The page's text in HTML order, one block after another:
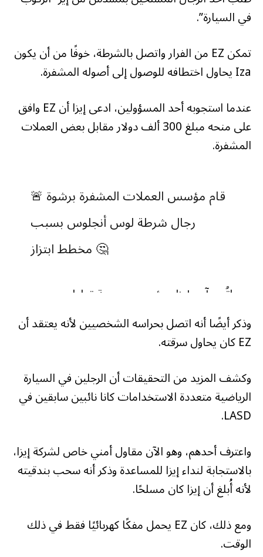
في السيارة”.
تمكن EZ من الفرار واتصل بالشرطة، خوفًا من أن يكون
Iza يحاول اختطافه للوصول إلى أصوله المشفرة.
عندما استجوبه أحد المسؤولين، ادعى إيزا أن EZ وافق
على منحه مبلغ 300 ألف دولار مقابل بعض العملات
المشفرة.
🚨 قام مؤسس العملات المشفرة برشوة
رجال شرطة لوس أنجلوس بسبب
مخطط ابتزاز 🤔
اتُهم آدم إيزا، مؤسس منصة تداول
العملات المشفرة Zort، بدفع أموال
لنواب في لوس أنجلوس مقابل الحصول
على معلومات حساسة. يُزعم أنه استخدم
هذه البيانات لابتزاز الضحية لتسليم جهاز
كمبيوتر محمول به عملات مشفرة. 😬…
pic.twitter.com/IoZKDXIiny
– ريكاردز (@ Ricardswo)
2024
وذكر أيضًا أنه اتصل بحراسه الشخصيين لأنه يعتقد أن
EZ كان يحاول سرقته.
وكشف المزيد من التحقيقات أن الرجلين في السيارة
الرياضية متعددة الاستخدامات كانا نائبين سابقين في
LASD.
واعترف أحدهم، وهو الآن مقاول أمني خاص لشركة إيزا،
بالاستجابة لنداء إيزا للمساعدة وذكر أنه سحب بندقيته
لأنه أُبلغ أن إيزا كان مسلحًا.
ومع ذلك، كان EZ يحمل مفكًا كهربائيًا فقط في ذلك
الوقت.